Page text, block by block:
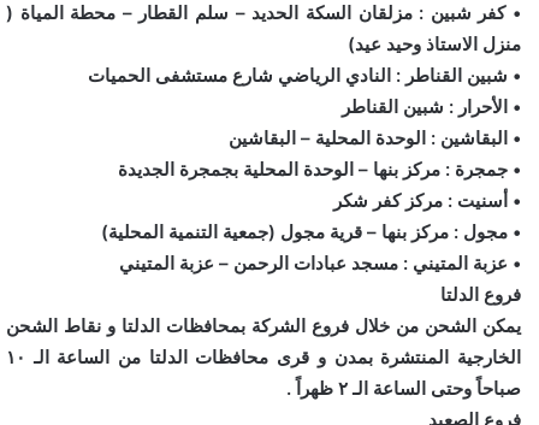
• كفر شبين : مزلقان السكة الحديد – سلم القطار – محطة المياة (
منزل الاستاذ وحيد عيد)
• شبين القناطر : النادي الرياضي شارع مستشفى الحميات
• الأحرار : شبين القناطر
• البقاشين : الوحدة المحلية – البقاشين
• جمجرة : مركز بنها – الوحدة المحلية بجمجرة الجديدة
• أسنيت : مركز كفر شكر
• مجول : مركز بنها – قرية مجول (جمعية التنمية المحلية)
• عزبة المتيني : مسجد عبادات الرحمن – عزبة المتيني
فروع الدلتا
يمكن الشحن من خلال فروع الشركة بمحافظات الدلتا و نقاط الشحن
الخارجية المنتشرة بمدن و قرى محافظات الدلتا من الساعة الـ ١٠
صباحاً وحتى الساعة الـ ٢ ظهراً .
فروع الصعيد